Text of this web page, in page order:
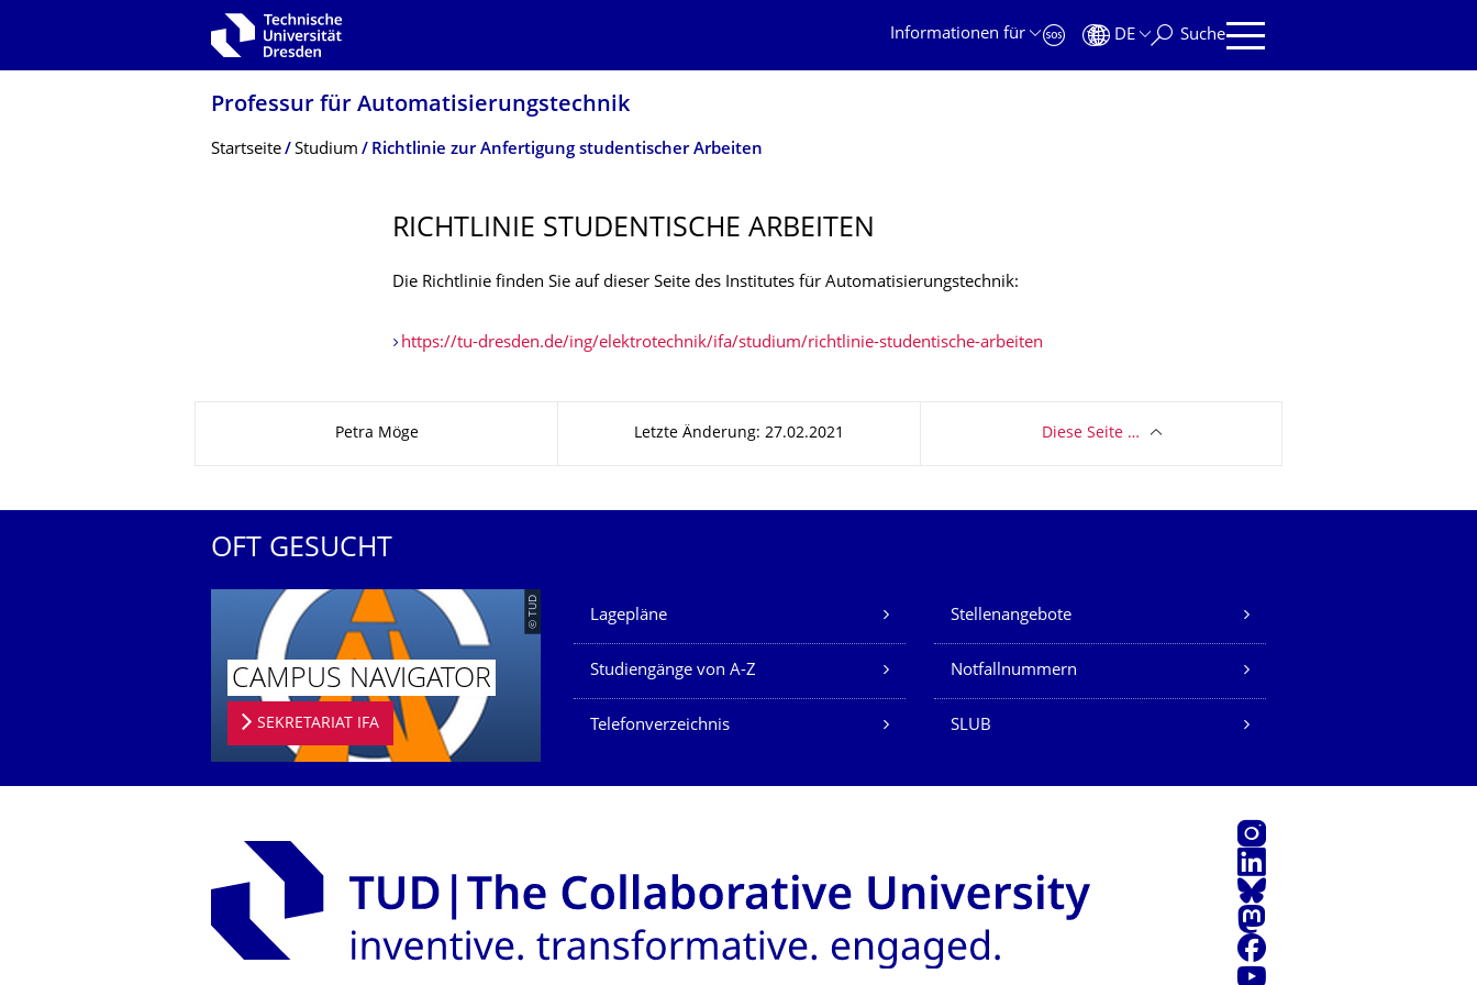
Zur Hauptnavigation springen
Informationen für
DE Suche
Professur für Automatisierungs­technik
Breadcrumb-Menü
Startseite Studium Richtlinie zur Anfertigung studentischer Arbeiten
RICHTLINIE STUDENTISCHE ARBEITEN
Die Richtlinie finden Sie auf dieser Seite des Institutes für Automatisierungstechnik:
https://tu-dresden.de/ing/elektrotechnik/ifa/studium/richtlinie-studentische-arbeiten
Petra Möge Letzte Änderung: 27.02.2021 Diese Seite …
OFT GESUCHT
© TUD
CAMPUS NAVIGATOR
SEKRETARIAT IFA
Unsere Dienste
Lagepläne Stellenangebote
Studiengänge von A-Z Notfallnummern
Telefonverzeichnis SLUB
Instagram
LinkedIn
Bluesky
Mastodon
Facebook
Youtube